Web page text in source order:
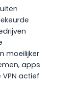
moeilijker
apps
actief